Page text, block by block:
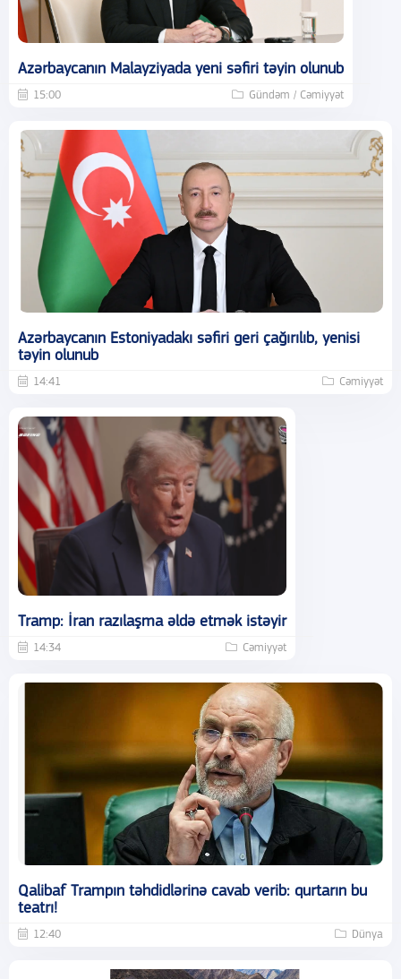
Azərbaycanın Malayziyada yeni səfiri təyin olunub
15:00 Gündəm / Cəmiyyət
Azərbaycanın Estoniyadakı səfiri geri çağırılıb, yenisi
təyin olunub
14:41 Cəmiyyət
Tramp: İran razılaşma əldə etmək istəyir
14:34 Cəmiyyət
Qalibaf Trampın təhdidlərinə cavab verib: qurtarın bu
teatrı!
12:40 Dünya